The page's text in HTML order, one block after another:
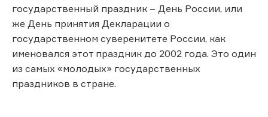
государственный праздник – День России, или
же День принятия Декларации о
государственном суверенитете России, как
именовался этот праздник до 2002 года. Это один
из самых «молодых» государственных
праздников в стране.